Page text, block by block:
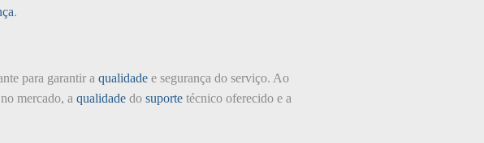
.
para garantir a qualidade e segurança do serviço. Ao
mercado, a qualidade do suporte técnico oferecido e a